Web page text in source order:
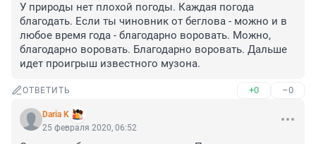
У природы нет плохой погоды. Каждая погода
благодать. Если ты чиновник от беглова - можно и в
любое время года - благодарно воровать. Можно,
благодарно воровать. Благодарно воровать. Дальше
идет проигрыш известного музона.
ОТВЕТИТЬ +0 –0
Daria K
25 февраля 2020, 06:52